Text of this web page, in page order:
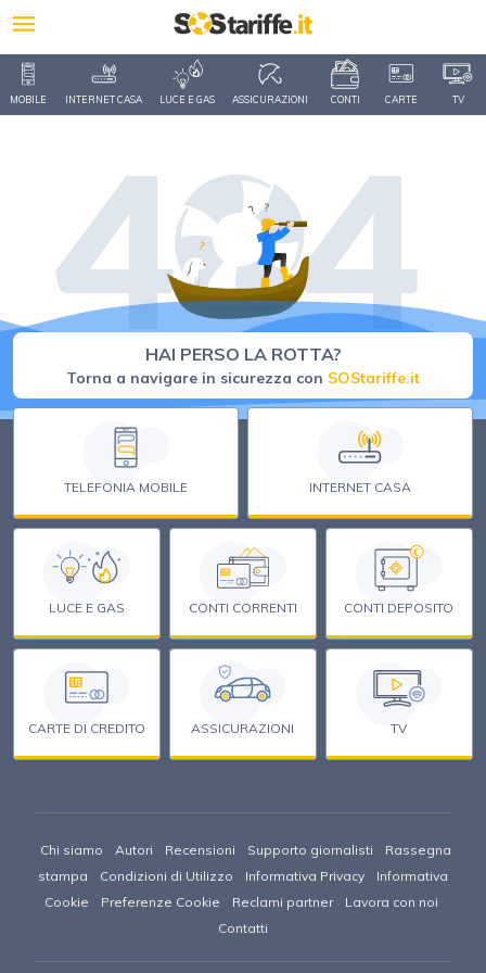
MOBILE INTERNET CASA LUCE E GAS ASSICURAZIONI CONTI CARTE TV
HAI PERSO LA ROTTA?
Torna a navigare in sicurezza con SOStariffe.it
TELEFONIA MOBILE INTERNET CASA
LUCE E GAS CONTI CORRENTI
€
CONTI DEPOSITO
CARTE DI CREDITO ASSICURAZIONI TV
Chi siamo Autori Recensioni Supporto giornalisti
Rassegna
stampa
Condizioni di Utilizzo Informativa Privacy
Informativa
Cookie
Preferenze Cookie Reclami partner
Lavora con noi
Contatti